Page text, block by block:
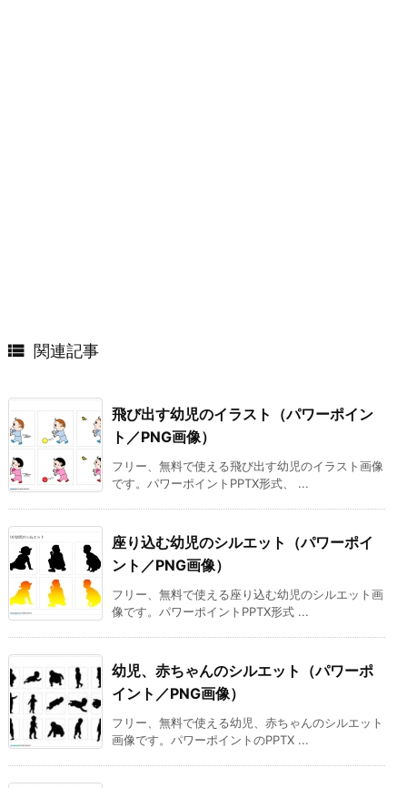
 関連記事
飛び出す幼児のイラスト（パワーポイン
ト／PNG画像）
フリー、無料で使える飛び出す幼児のイラスト画像
です。パワーポイントPPTX形式、 ...
座り込む幼児のシルエット（パワーポイ
ント／PNG画像）
フリー、無料で使える座り込む幼児のシルエット画
像です。パワーポイントPPTX形式 ...
幼児、赤ちゃんのシルエット（パワーポ
イント／PNG画像）
フリー、無料で使える幼児、赤ちゃんのシルエット
画像です。パワーポイントのPPTX ...